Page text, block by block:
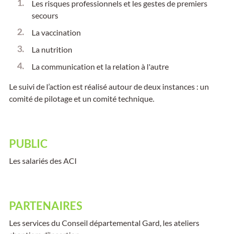
Les risques professionnels et les gestes de premiers
secours
La vaccination
La nutrition
La communication et la relation à l'autre
Le suivi de l’action est réalisé autour de deux instances : un
comité de pilotage et un comité technique.
PUBLIC
Les salariés des ACI
PARTENAIRES
Les services du Conseil départemental Gard, les ateliers